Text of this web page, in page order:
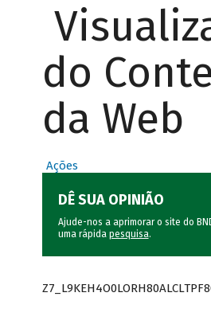
do
da Web
Ações
DÊ SUA OPINIÃO
Ajude-nos a aprimorar o site do
uma rápida pesquisa.